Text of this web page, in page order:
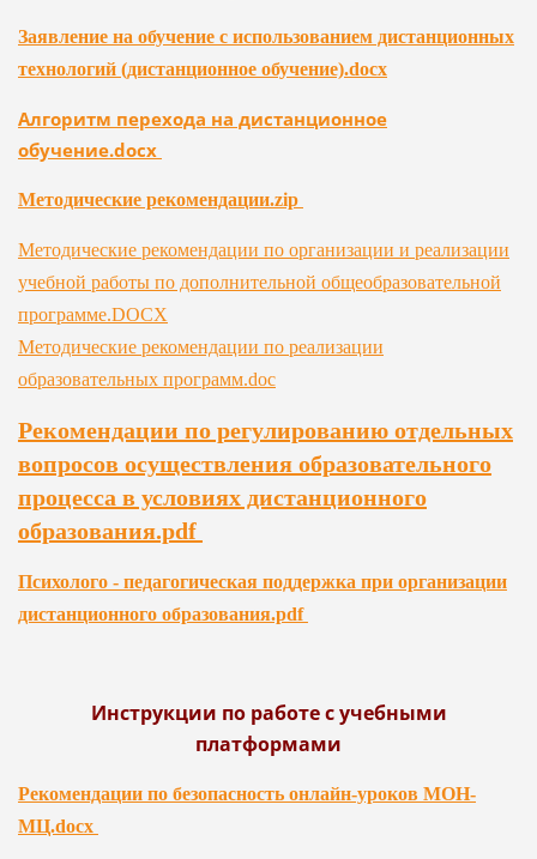
Заявление на обучение с использованием дистанционных
технологий (дистанционное обучение).docx
Алгоритм перехода на дистанционное
обучение.docx
Методические рекомендации.zip
Методические рекомендации по организации и реализации
учебной работы по дополнительной общеобразовательной
программе.DOCX
Методические рекомендации по реализации
образовательных программ.doc
Рекомендации по регулированию отдельных
вопросов осуществления образовательного
процесса в условиях дистанционного
образования.pdf
Психолого - педагогическая поддержка при организации
дистанционного образования.pdf
Инструкции по работе с учебными
платформами
Рекомендации по безопасность онлайн-уроков МОН-
МЦ.docx